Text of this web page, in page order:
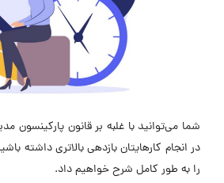
شما می‌توانید با غلبه بر قانون پارکینسون
در انجام کارهایتان بازدهی بالاتری داشته
را به طور کامل شرح خواهیم داد.